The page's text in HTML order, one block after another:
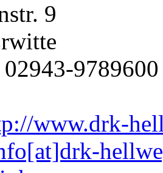
9
9789600
www.drk-